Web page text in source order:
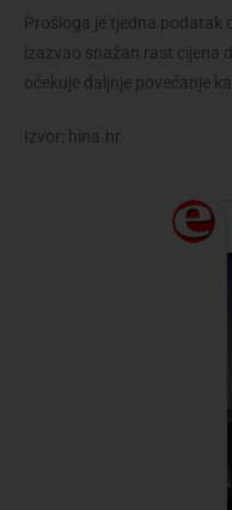
Prošloga je tjedna podatak
izazvao snažan rast cijena
očekuje daljnje povećanje
Izvor: hina.hr